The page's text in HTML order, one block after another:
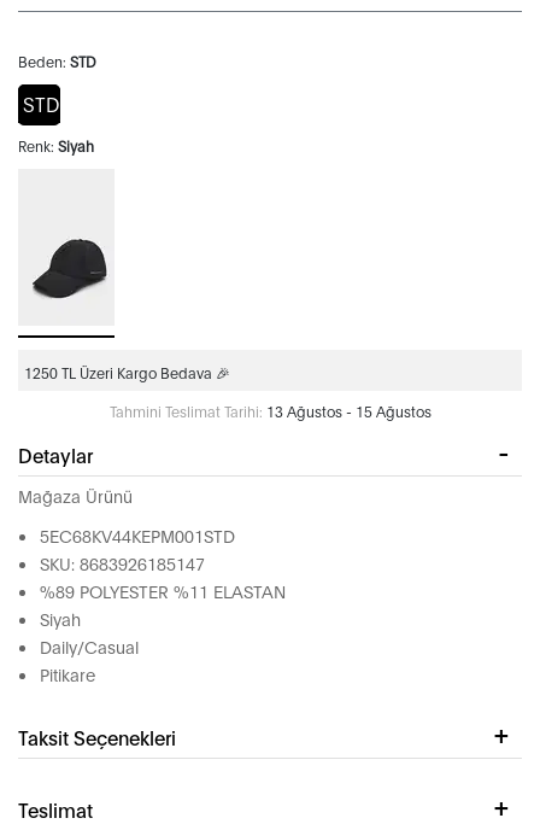
Beden: STD
STD
Renk: Siyah
1250 TL Üzeri Kargo Bedava 🎉
Tahmini Teslimat Tarihi: 13 Ağustos - 15 Ağustos
Detaylar
Mağaza Ürünü
5EC68KV44KEPM001STD
SKU: 8683926185147
%89 POLYESTER %11 ELASTAN
Siyah
Daily/Casual
Pitikare
Taksit Seçenekleri
Teslimat